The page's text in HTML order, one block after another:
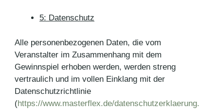
5: Datenschutz
Alle personenbezogenen Daten, die vom
Veranstalter im Zusammenhang mit dem
Gewinnspiel erhoben werden, werden streng
vertraulich und im vollen Einklang mit der
Datenschutzrichtlinie
(https://www.masterflex.de/datenschutzerklaerung.